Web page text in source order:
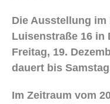
Die Ausstellung
Luisenstraße 16 in
Freitag, 19.
dauert bis
Im Zeitraum vom